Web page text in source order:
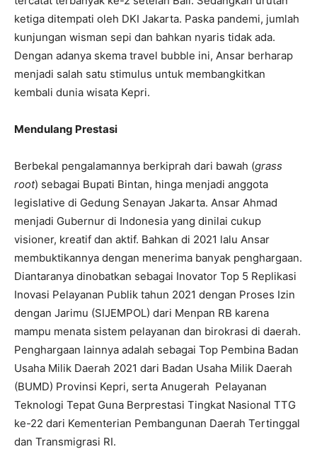
ketiga ditempati oleh DKI Jakarta. Paska pandemi, jumlah
kunjungan wisman sepi dan bahkan nyaris tidak ada.
Dengan adanya skema travel bubble ini, Ansar berharap
menjadi salah satu stimulus untuk membangkitkan
kembali dunia wisata Kepri.
Mendulang Prestasi
Berbekal pengalamannya berkiprah dari bawah (grass
root) sebagai Bupati Bintan, hinga menjadi anggota
legislative di Gedung Senayan Jakarta. Ansar Ahmad
menjadi Gubernur di Indonesia yang dinilai cukup
visioner, kreatif dan aktif. Bahkan di 2021 lalu Ansar
membuktikannya dengan menerima banyak penghargaan.
Diantaranya dinobatkan sebagai Inovator Top 5 Replikasi
Inovasi Pelayanan Publik tahun 2021 dengan Proses Izin
dengan Jarimu (SIJEMPOL) dari Menpan RB karena
mampu menata sistem pelayanan dan birokrasi di daerah.
Penghargaan lainnya adalah sebagai Top Pembina Badan
Usaha Milik Daerah 2021 dari Badan Usaha Milik Daerah
(BUMD) Provinsi Kepri, serta Anugerah Pelayanan
Teknologi Tepat Guna Berprestasi Tingkat Nasional TTG
ke-22 dari Kementerian Pembangunan Daerah Tertinggal
dan Transmigrasi RI.